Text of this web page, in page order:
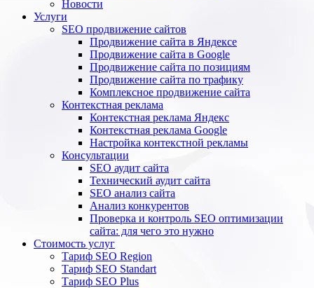
Новости
Услуги
SEO продвижение сайтов
Продвижение сайта в Яндексе
Продвижение сайта в Google
Продвижение сайта по позициям
Продвижение сайта по трафику
Комплексное продвижение сайта
Контекстная реклама
Контекстная реклама Яндекс
Контекстная реклама Google
Настройка контекстной рекламы
Консультации
SEO аудит сайта
Технический аудит сайта
SEO анализ сайта
Анализ конкурентов
Проверка и контроль SEO оптимизации
сайта: для чего это нужно
Стоимость услуг
Тариф SEO Region
Тариф SEO Standart
Тариф SEO Plus